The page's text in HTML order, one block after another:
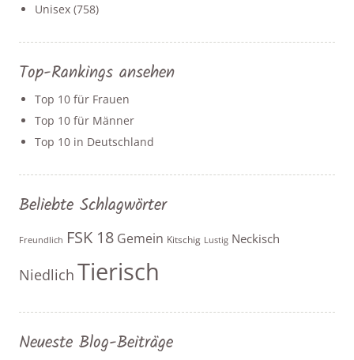
Unisex (758)
Top-Rankings ansehen
Top 10 für Frauen
Top 10 für Männer
Top 10 in Deutschland
Beliebte Schlagwörter
Freundlich FSK 18 Gemein Kitschig Lustig Neckisch
Niedlich Tierisch
Neueste Blog-Beiträge